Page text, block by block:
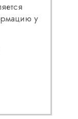
у